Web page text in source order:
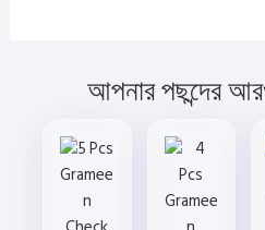
আপনার পছন্দের